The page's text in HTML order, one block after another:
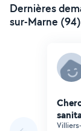
Dernières
sur-Marne